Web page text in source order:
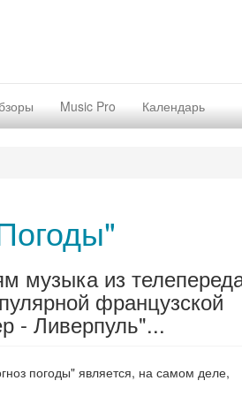
Music Pro Календарь
музыка из
французской
- Ливерпуль"...
погоды" является, на самом деле,